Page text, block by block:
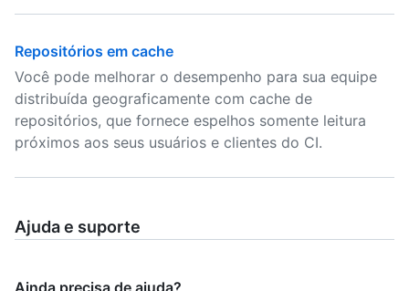
Repositórios em cache
Você pode melhorar o desempenho para sua equipe
distribuída geograficamente com cache de
repositórios, que fornece espelhos somente leitura
próximos aos seus usuários e clientes do CI.
Ajuda e suporte
Ainda precisa de ajuda?